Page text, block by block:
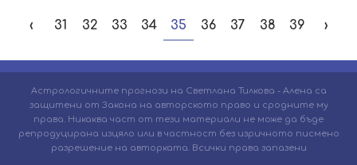
‹ 31 32 33 34 35 36 37 38 39 ›
Астрологичните прогнози на Светлана Тилкова - Алена са
защитени от Закона на авторското право и сродните му
права. Никаква част от тези материали не може да бъде
репродуцирана изцяло или в частност без изричното писмено
разрешение на авторката. Всички права запазени